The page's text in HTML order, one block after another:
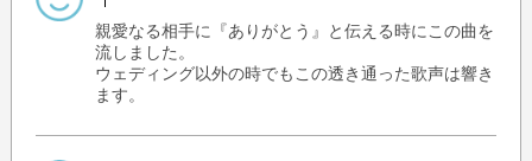
親愛なる相手に『ありがとう』と伝える時にこの曲を
流しました。
ウェディング以外の時でもこの透き通った歌声は響き
ます。